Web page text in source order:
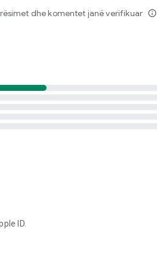
dhe komentet janë verifikuar info_outline
ID.